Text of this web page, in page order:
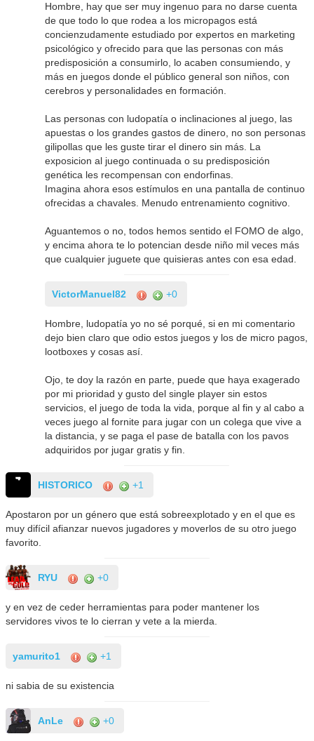
Hombre, hay que ser muy ingenuo para no darse cuenta
de que todo lo que rodea a los micropagos está
concienzudamente estudiado por expertos en marketing
psicológico y ofrecido para que las personas con más
predisposición a consumirlo, lo acaben consumiendo, y
más en juegos donde el público general son niños, con
cerebros y personalidades en formación.
Las personas con ludopatía o inclinaciones al juego, las
apuestas o los grandes gastos de dinero, no son personas
gilipollas que les guste tirar el dinero sin más. La
exposicion al juego continuada o su predisposición
genética les recompensan con endorfinas.
Imagina ahora esos estímulos en una pantalla de continuo
ofrecidas a chavales. Menudo entrenamiento cognitivo.
Aguantemos o no, todos hemos sentido el FOMO de algo,
y encima ahora te lo potencian desde niño mil veces más
que cualquier juguete que quisieras antes con esa edad.
VictorManuel82 +0
Hombre, ludopatía yo no sé porqué, si en mi comentario
dejo bien claro que odio estos juegos y los de micro pagos,
lootboxes y cosas así.
Ojo, te doy la razón en parte, puede que haya exagerado
por mi prioridad y gusto del single player sin estos
servicios, el juego de toda la vida, porque al fin y al cabo a
veces juego al fornite para jugar con un colega que vive a
la distancia, y se paga el pase de batalla con los pavos
adquiridos por jugar gratis y fin.
HISTORICO +1
Apostaron por un género que está sobreexplotado y en el que es
muy difícil afianzar nuevos jugadores y moverlos de su otro juego
favorito.
RYU +0
y en vez de ceder herramientas para poder mantener los
servidores vivos te lo cierran y vete a la mierda.
yamurito1 +1
ni sabia de su existencia
AnLe +0